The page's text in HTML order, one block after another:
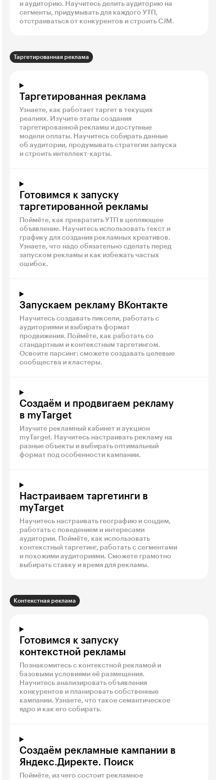
и аудиторию. Научитесь делить аудиторию на
сегменты, придумывать для каждого УТП,
отстраиваться от конкурентов и строить CJM.
Таргетированная реклама
Таргетированная реклама
Узнаете, как работает таргет в текущих
реалиях. Изучите этапы создания
таргетированной рекламы и доступные
модели оплаты. Научитесь собирать данные
об аудитории, продумывать стратегии запуска
и строить интеллект-карты.
Готовимся к запуску
таргетированной рекламы
Поймёте, как превратить УТП в цепляющее
объявление. Научитесь использовать текст и
графику для создания рекламных креативов.
Узнаете, что надо обязательно сделать перед
запуском рекламы и как избежать частых
ошибок.
Запускаем рекламу ВКонтакте
Научитесь создавать пиксели, работать с
аудиториями и выбирать формат
продвижения. Поймёте, как работать со
стандартным и контекстным таргетингом.
Освоите парсинг: сможете создавать целевые
сообщества и кластеры.
Создаём и продвигаем рекламу
в myTarget
Изучите рекламный кабинет и аукцион
myTarget. Научитесь настраивать рекламу на
разные объекты и выбирать оптимальный
формат под особенности кампании.
Настраиваем таргетинги в
myTarget
Научитесь настраивать географию и соцдем,
работать с поведением и интересами
аудитории. Поймёте, как использовать
контекстный таргетинг, работать с сегментами
и похожими аудиториями. Сможете грамотно
выбирать ставку и время для рекламы.
Контекстная реклама
Готовимся к запуску
контекстной рекламы
Познакомитесь с контекстной рекламой и
базовыми условиями её размещения.
Научитесь анализировать объявления
конкурентов и планировать собственные
кампании. Узнаете, что такое семантическое
ядро и как его собирать.
Создаём рекламные кампании в
Яндекс.Директе. Поиск
Поймёте, из чего состоит рекламное